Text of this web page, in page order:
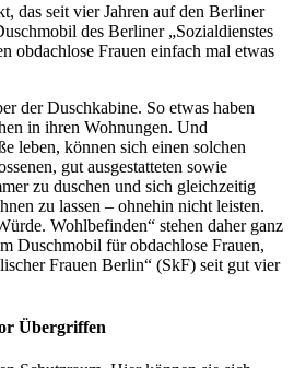
das seit vier Jahren auf den Berliner
des Berliner „Sozialdienstes
obdachlose Frauen einfach mal etwas
der Duschkabine. So etwas haben
in ihren Wohnungen. Und
leben, können sich einen solchen
gut ausgestatteten sowie
zu duschen und sich gleichzeitig
zu lassen – ohnehin nicht leisten.
Wohlbefinden“ stehen daher ganz
Duschmobil für obdachlose Frauen,
Frauen Berlin“ (SkF) seit gut vier
Übergriffen